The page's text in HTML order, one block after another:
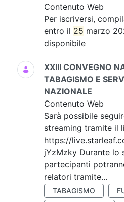
Contenuto Web
Per iscriversi,
entro il 25 marzo
disponibile
XXIII CONVEGNO
TABAGISMO E
NAZIONALE
Contenuto Web
Sarà possibile
streaming tramite il
https://
jYzMzky Durante lo
partecipanti
relatori tramite...
TABAGISMO